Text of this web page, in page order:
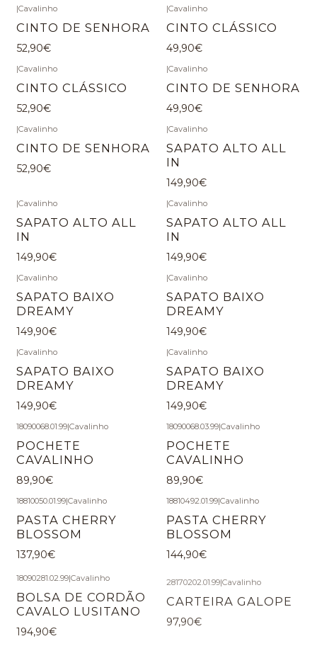
|Cavalinho
CINTO DE SENHORA
52,90€
|Cavalinho
CINTO CLÁSSICO
49,90€
|Cavalinho
CINTO CLÁSSICO
52,90€
|Cavalinho
CINTO DE SENHORA
49,90€
|Cavalinho
CINTO DE SENHORA
52,90€
|Cavalinho
SAPATO ALTO ALL
IN
149,90€
|Cavalinho
SAPATO ALTO ALL
IN
149,90€
|Cavalinho
SAPATO ALTO ALL
IN
149,90€
|Cavalinho
SAPATO BAIXO
DREAMY
149,90€
|Cavalinho
SAPATO BAIXO
DREAMY
149,90€
|Cavalinho
SAPATO BAIXO
DREAMY
149,90€
|Cavalinho
SAPATO BAIXO
DREAMY
149,90€
18090068.01.99|Cavalinho
POCHETE
CAVALINHO
89,90€
18090068.03.99|Cavalinho
POCHETE
CAVALINHO
89,90€
18810050.01.99|Cavalinho
PASTA CHERRY
BLOSSOM
137,90€
18810492.01.99|Cavalinho
PASTA CHERRY
BLOSSOM
144,90€
18090281.02.99|Cavalinho
BOLSA DE CORDÃO
CAVALO LUSITANO
194,90€
CARTEIRA GALOPE
97,90€